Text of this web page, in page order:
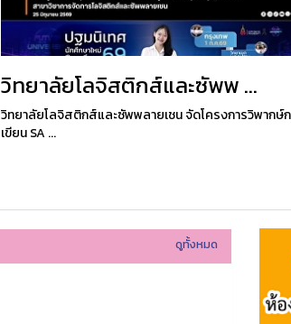
วิทยาลัยโลจิสติกส์และซัพพ ...
วิทยาลัยโลจิสติกส์และซัพพลายเชน จัดโครงการวิพากษ์
เขียน SA ...
ดูทั้งหมด